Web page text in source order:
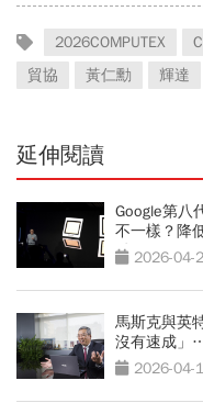
2026COMPUTEX
貿協
黃仁勳 輝達
延伸閱讀
Google第八
不一樣？降
鍵 2026-04-
馬斯克與英
沒有速成」
2026-04-